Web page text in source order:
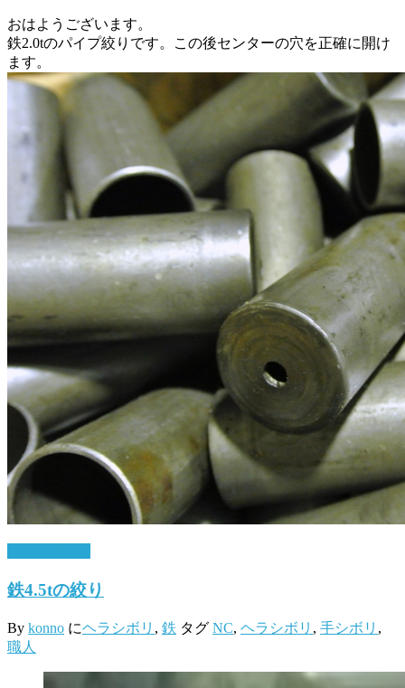
おはようございます。
鉄2.0tのパイプ絞りです。この後センターの穴を正確に開け
ます。
鉄4.5tの絞り
By konno にヘラシボリ , 鉄 タグ NC, ヘラシボリ , 手シボリ ,
職人